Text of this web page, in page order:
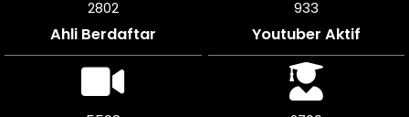
3030
Ahli Berdaftar
1009
Youtuber Aktif